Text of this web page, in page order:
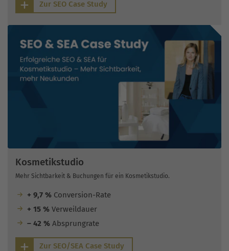
Zur SEO Case Study
Kosmetikstudio
Mehr Sichtbarkeit & Buchungen für ein Kosmetikstudio.
+ 9,7 % Conversion-Rate
+ 15 % Verweildauer
– 42 % Absprungrate
Zur SEO/SEA Case Study